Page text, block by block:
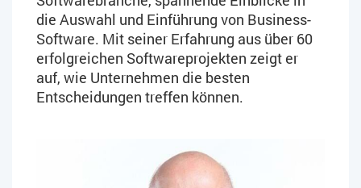
die Auswahl und Einführung von Business-
Software. Mit seiner Erfahrung aus über 60
erfolgreichen Softwareprojekten zeigt er
auf, wie Unternehmen die besten
Entscheidungen treffen können.